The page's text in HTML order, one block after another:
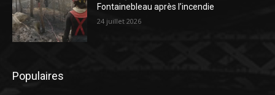
Fontainebleau après l’incendie
24 juillet 2026
Populaires